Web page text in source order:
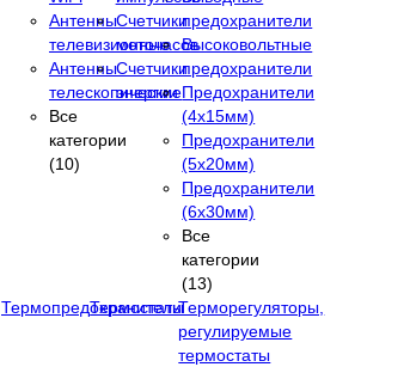
Антенны
телевизионные
Антенны
телескопические
Все
категории
(10)
Счетчики
моточасов
Счетчики
энергии
предохранители
Высоковольтные
предохранители
Предохранители
(4х15мм)
Предохранители
(5х20мм)
Предохранители
(6х30мм)
Все
категории
(13)
Термопредохранители
ТермостатыТерморегуляторы,
регулируемые
термостаты